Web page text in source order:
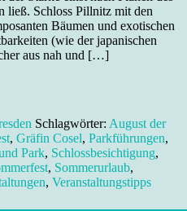
ließ. Schloss Pillnitz mit den
Bäumen und exotischen
(wie der japanischen
aus nah und […]
Schlagwörter: August der
, Gräfin Cosel, Parkführungen,
Park, Schlossbesichtigung,
, Sommerurlaub,
, Veranstaltungstipps